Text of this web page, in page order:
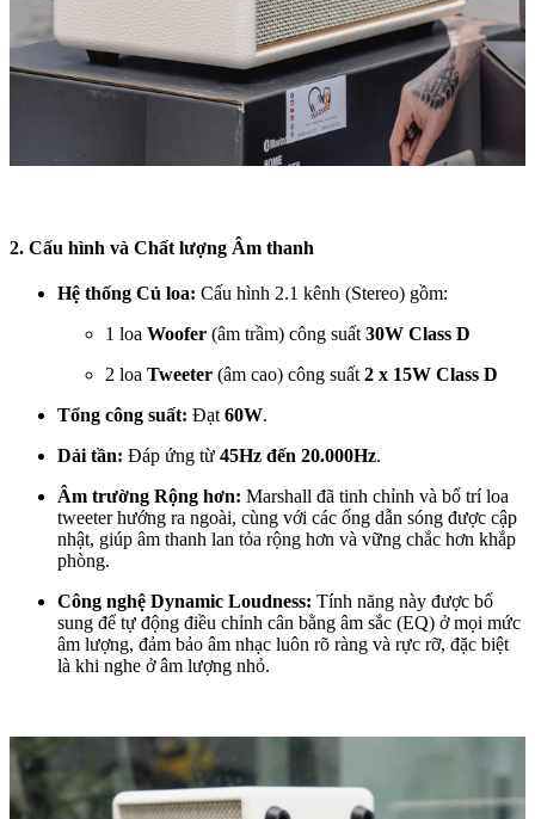
2. Cấu hình và Chất lượng Âm thanh
Hệ thống Củ loa: Cấu hình 2.1 kênh (Stereo) gồm:
1 loa Woofer (âm trầm) công suất 30W Class D
2 loa Tweeter (âm cao) công suất 2 x 15W Class D
Tổng công suất: Đạt 60W.
Dải tần: Đáp ứng từ 45Hz đến 20.000Hz.
Âm trường Rộng hơn: Marshall đã tinh chỉnh và bố trí loa
tweeter hướng ra ngoài, cùng với các ống dẫn sóng được cập
nhật, giúp âm thanh lan tỏa rộng hơn và vững chắc hơn khắp
phòng.
Công nghệ Dynamic Loudness: Tính năng này được bổ
sung để tự động điều chỉnh cân bằng âm sắc (EQ) ở mọi mức
âm lượng, đảm bảo âm nhạc luôn rõ ràng và rực rỡ, đặc biệt
là khi nghe ở âm lượng nhỏ.